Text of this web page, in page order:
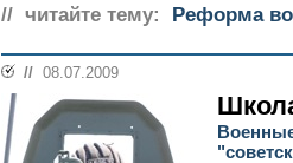
// читайте тему: Реформа
// 08.07.2009